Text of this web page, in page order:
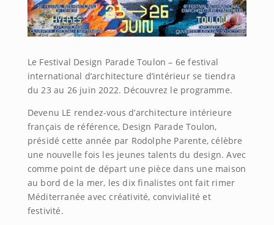
Le Festival Design Parade Toulon – 6e festival
international d’architecture d’intérieur se tiendra
du 23 au 26 juin 2022. Découvrez le programme.
Devenu LE rendez-vous d’architecture intérieure
français de référence, Design Parade Toulon,
présidé cette année par Rodolphe Parente, célèbre
une nouvelle fois les jeunes talents du design. Avec
comme point de départ une pièce dans une maison
au bord de la mer, les dix finalistes ont fait rimer
Méditerranée avec créativité, convivialité et
festivité.